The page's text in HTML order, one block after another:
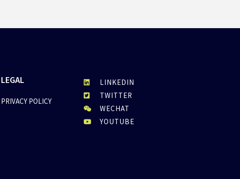
LEGAL
PRIVACY POLICY
LINKEDIN
TWITTER
WECHAT
YOUTUBE